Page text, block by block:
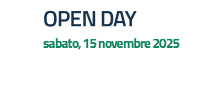
OPEN DAY
sabato, 15 novembre 2025